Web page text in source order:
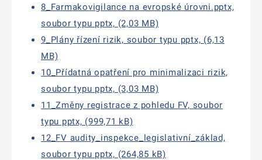
8_Farmakovigilance na evropské úrovni.pptx,
soubor typu pptx, (2,03 MB)
9_Plány řízení rizik, soubor typu pptx, (6,13
MB)
10_Přídatná opatření pro minimalizaci rizik,
soubor typu pptx, (3,03 MB)
11_Změny registrace z pohledu FV, soubor
typu pptx, (999,71 kB)
12_FV audity_inspekce_legislativní_základ,
soubor typu pptx, (264,85 kB)